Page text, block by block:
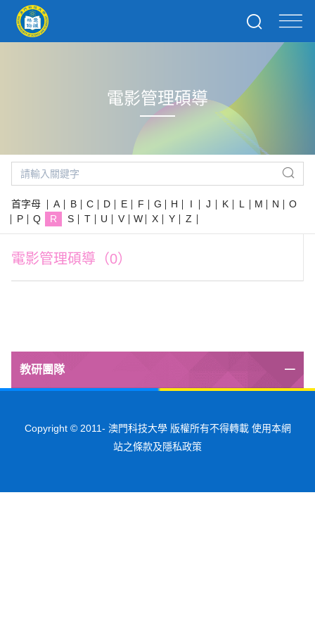
電影管理碩導
首字母 A B C D E F G H I J K L M N
O
P
Q R S T U V W X Y Z
電影管理碩導（0）
教研團隊
Copyright © 2011- 澳門科技大學 版權所有不得轉載 使用本網
站之條款及隱私政策